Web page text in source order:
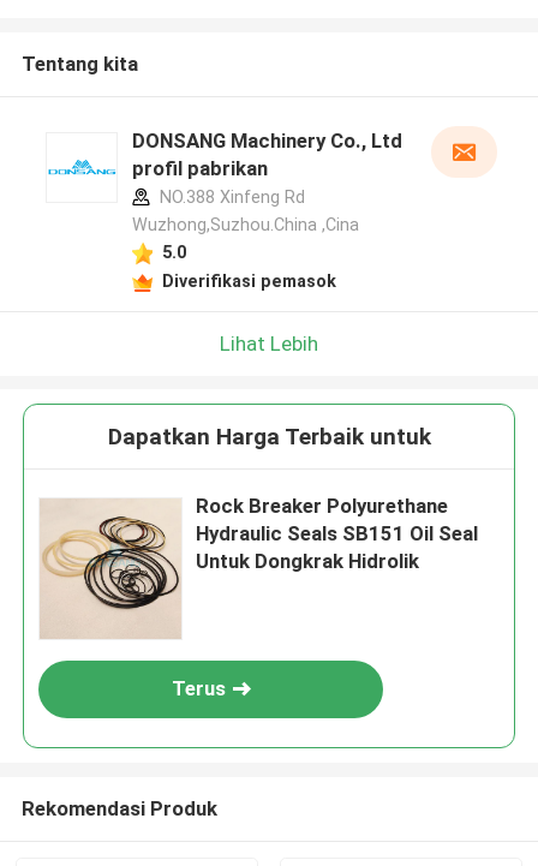
Tentang kita
DONSANG Machinery Co., Ltd
profil pabrikan
NO.388 Xinfeng Rd
Wuzhong,Suzhou.China ,Cina
5.0
Diverifikasi pemasok
Lihat Lebih
Dapatkan Harga Terbaik untuk
Rock Breaker Polyurethane
Hydraulic Seals SB151 Oil Seal
Untuk Dongkrak Hidrolik
Terus
Rekomendasi Produk